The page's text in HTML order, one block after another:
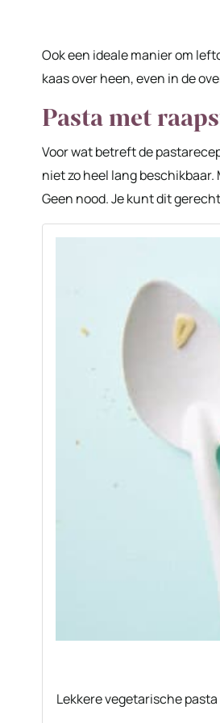
Ook een ideale manier om
kaas over heen, even in de
Pasta met
Voor wat betreft de
niet zo heel lang
Geen nood. Je kunt dit
Lekkere vegetarische